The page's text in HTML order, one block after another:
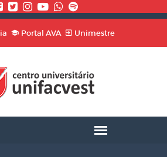
Portal AVA Unimestre